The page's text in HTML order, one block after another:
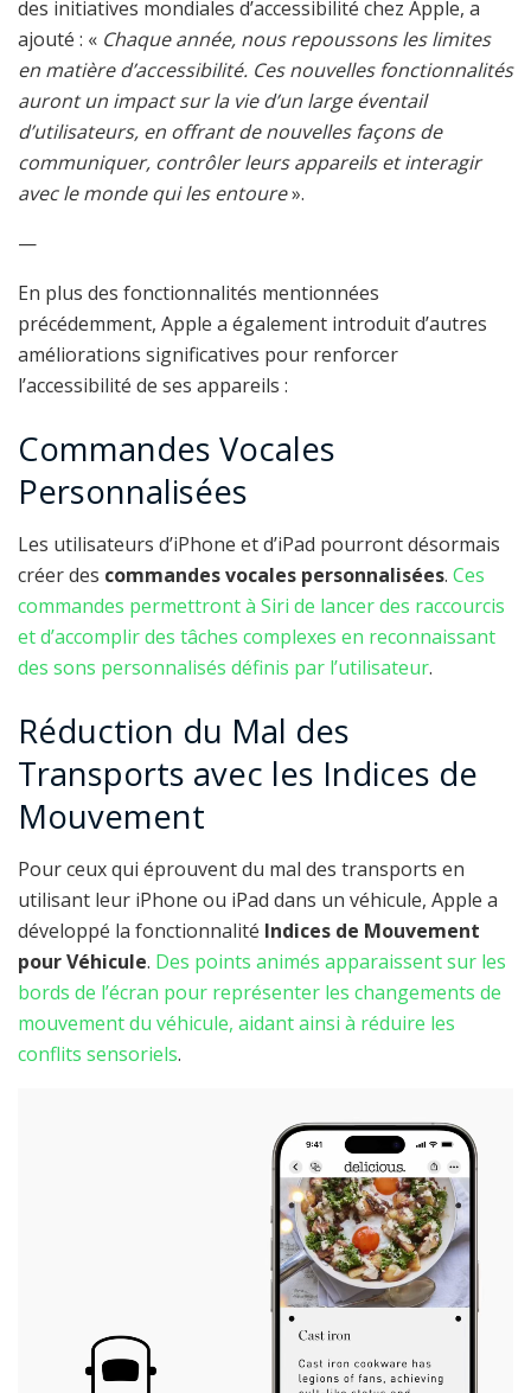
des initiatives mondiales d’accessibilité chez Apple, a
ajouté : « Chaque année, nous repoussons les limites
en matière d’accessibilité. Ces nouvelles fonctionnalités
auront un impact sur la vie d’un large éventail
d’utilisateurs, en offrant de nouvelles façons de
communiquer, contrôler leurs appareils et interagir
avec le monde qui les entoure».
—
En plus des fonctionnalités mentionnées
précédemment, Apple a également introduit d’autres
améliorations significatives pour renforcer
l’accessibilité de ses appareils :
Commandes Vocales
Personnalisées
Les utilisateurs d’iPhone et d’iPad pourront désormais
créer des commandes vocales personnalisées. Ces
commandes permettront à Siri de lancer des raccourcis
et d’accomplir des tâches complexes en reconnaissant
des sons personnalisés définis par l’utilisateur.
Réduction du Mal des
Transports avec les Indices de
Mouvement
Pour ceux qui éprouvent du mal des transports en
utilisant leur iPhone ou iPad dans un véhicule, Apple a
développé la fonctionnalité Indices de Mouvement
pour Véhicule. Des points animés apparaissent sur les
bords de l’écran pour représenter les changements de
mouvement du véhicule, aidant ainsi à réduire les
conflits sensoriels.